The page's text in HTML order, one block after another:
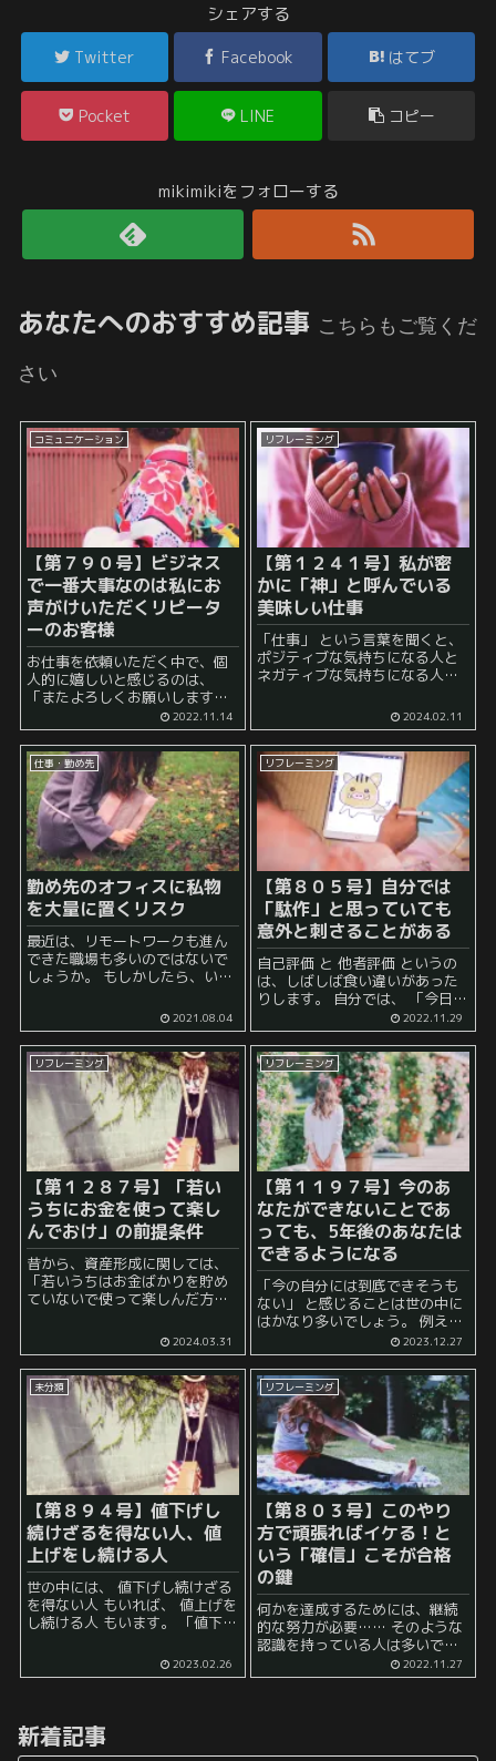
シェアする
Twitter Facebook はてブ
Pocket LINE コピー
mikimikiをフォローする
あなたへのおすすめ記事 こちらもご覧くだ
さい
コミュニケーション
【第７９０号】ビジネス
で一番大事なのは私にお
声がけいただくリピータ
ーのお客様
お仕事を依頼いただく中で、個
人的に嬉しいと感じるのは、
「またよろしくお願いします」
にリピーターとして、私個人に
対してお声がけいただく時で
す。 世の中には色々なタイプの
仕事があります...
2022.11.14
リフレーミング
【第１２４１号】私が密
かに「神」と呼んでいる
美味しい仕事
「仕事」 という言葉を聞くと、
ポジティブな気持ちになる人と
ネガティブな気持ちになる人に
私がしなければいけないのだろ
う」 とか 「こんな...
2024.02.11
仕事・勤め先
勤め先のオフィスに私物
を大量に置くリスク
最近は、リモートワークも進ん
できた職場も多いのではないで
しょうか。 もしかしたら、いつ
たという人もいるかもしれませ
んね。 ほとんどの勤め人は何ら
かの形で自分が使うためのスペ
ース、いわゆる仕事場のよう...
2021.08.04
リフレーミング
【第８０５号】自分では
「駄作」と思っていても
意外と刺さることがある
自己評価 と 他者評価 というの
は、しばしば食い違いがあった
りします。 自分では、 「今日の
作品は、会心の出来栄えだ！」
などと思って、 自信満々にして
いたのにも関わらず、 いざ、誰
かに感想...
2022.11.29
リフレーミング
【第１２８７号】「若い
うちにお金を使って楽し
んでおけ」の前提条件
昔から、資産形成に関しては、
「若いうちはお金ばかりを貯め
ていないで使って楽しんだ方が
アドバイスをされることが多い
と思います。 実際、すべての収
入（手取り）を貯蓄に回すより
も、バランスよく使...
2024.03.31
リフレーミング
【第１１９７号】今のあ
なたができないことであ
っても、5年後のあなたは
できるようになる
「今の自分には到底できそうも
ない」 と感じることは世の中に
はかなり多いでしょう。 例え
ば、難関校の合格もそうかもし
れませんし、 難関資格の合格か
もしれませんし、 海外移住など
の夢もそうかもしれません。 達
成ま...
2023.12.27
未分類
【第８９４号】値下げし
続けざるを得ない人、値
上げをし続ける人
世の中には、 値下げし続けざる
を得ない人 もいれば、 値上げを
し続ける人 もいます。 「値下げ
これは非常に悩ましい問題でし
ょう。 それぞれいっ...
2023.02.26
リフレーミング
【第８０３号】このやり
方で頑張ればイケる！と
いう「確信」こそが合格
の鍵
何かを達成するためには、継続
的な努力が必要…… そのような
認識を持っている人は多いでし
をした方がいいと思いつつも、
2022.11.27
新着記事